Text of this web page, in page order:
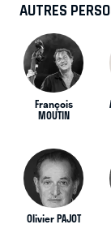
AUTRES
François
MOUTIN
Olivier PAJOT